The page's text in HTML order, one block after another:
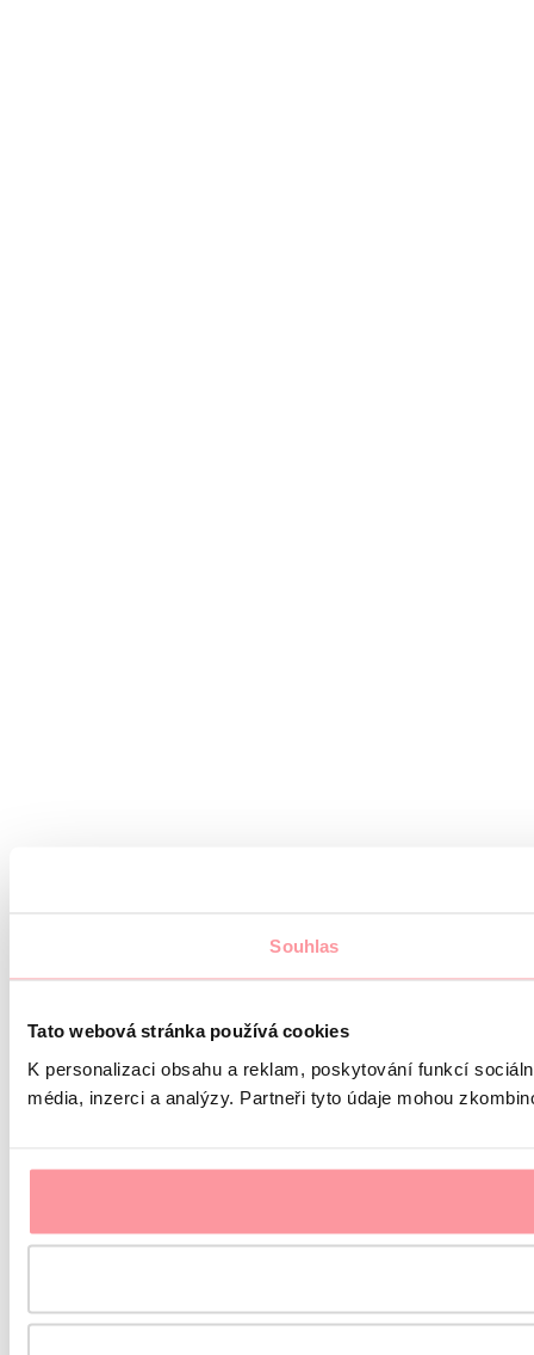
Souhlas
Tato webová stránka používá cookies
K personalizaci obsahu a reklam, poskytování funkcí
média, inzerci a analýzy. Partneři tyto údaje mohou